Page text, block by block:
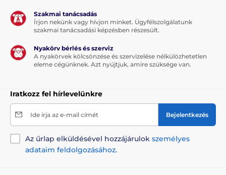
Szakmai tanácsadás
Írjon nekünk vagy hívjon minket. Ügyfélszolgálatunk
szakmai tanácsadási képzésben részesült.
Nyakörv bérlés és szerviz
A nyakörvek kölcsönzése és szervizelése nélkülözhetetlen
eleme cégünknek. Azt nyújtjuk, amire szüksége van.
Iratkozz fel hírlevelünkre
Ide írja az e-mail címét Bejelentkezés
Az űrlap elküldésével hozzájárulok személyes
adataim feldolgozásához.